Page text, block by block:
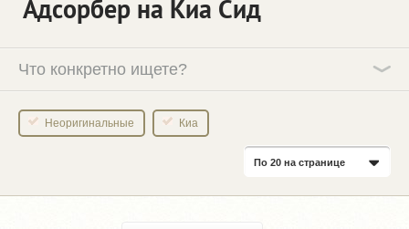
Адсорбер на Киа Сид
Что конкретно ищете?
Неоригинальные Киа
По 20 на странице